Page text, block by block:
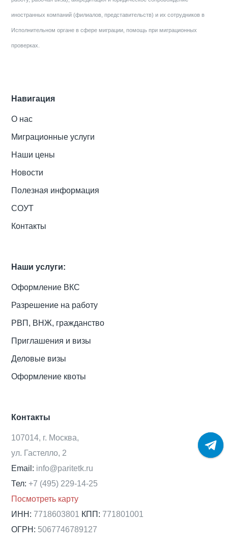
иностранных компаний (филиалов, представительств) и их сотрудников в
Исполнительном органе в сфере миграции, помощь при миграционных
проверках.
Навигация
О нас
Миграционные услуги
Наши цены
Новости
Полезная информация
СОУТ
Контакты
Наши услуги:
Оформление ВКС
Разрешение на работу
РВП, ВНЖ, гражданство
Приглашения и визы
Деловые визы
Оформление квоты
Контакты
107014, г. Москва,
ул. Гастелло, 2
Email: info@paritetk.ru
Тел: +7 (495) 229-14-25
Посмотреть карту
ИНН: 7718603801 КПП: 771801001
ОГРН: 5067746789127